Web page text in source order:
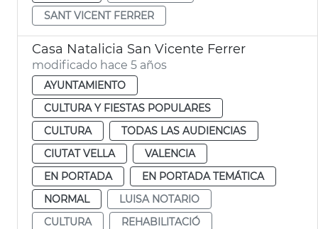
SANT VICENT FERRER
Casa Natalicia San Vicente Ferrer
modificado hace 5 años
AYUNTAMIENTO
CULTURA Y FIESTAS POPULARES
CULTURA
TODAS LAS AUDIENCIAS
CIUTAT VELLA
VALENCIA
EN PORTADA
EN PORTADA TEMÁTICA
NORMAL
LUISA NOTARIO
CULTURA
REHABILITACIÓ